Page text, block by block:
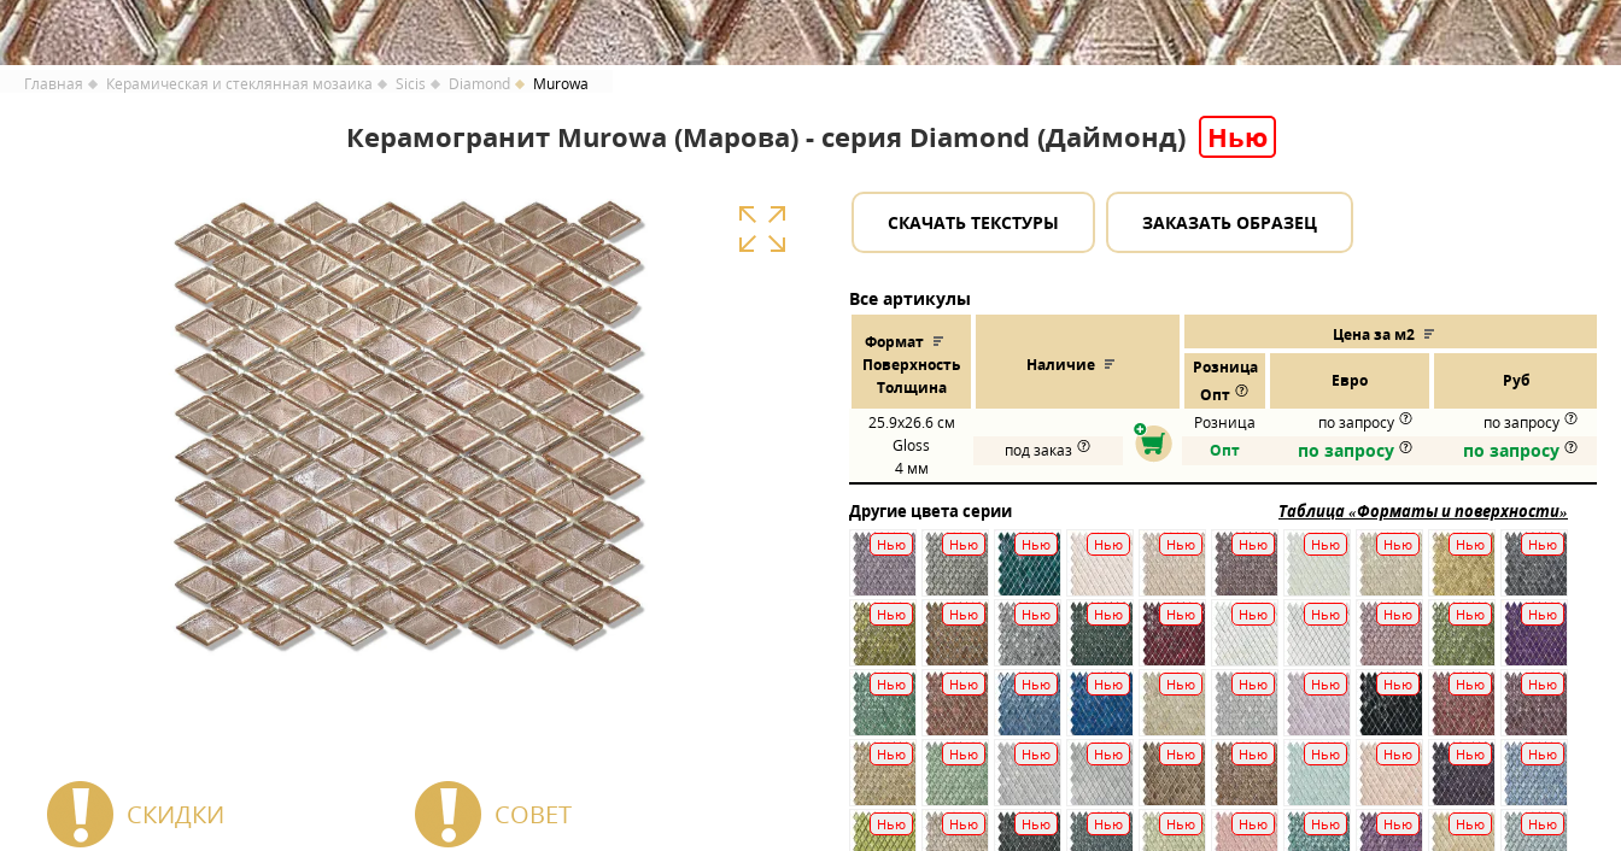
Главная Керамическая и стеклянная мозаика Sicis Diamond Murowa
Керамогранит Murowa (Марова) - серия Diamond (Даймонд) Нью
СКИДКИ СОВЕТ
СКАЧАТЬ ТЕКСТУРЫ ЗАКАЗАТЬ ОБРАЗЕЦ
Все артикулы
Формат
Поверхность
Толщина
Наличие
Цена за м2
Розница
Евро Руб
Опт
25.9x26.6см
Gloss
4 мм
Розница по запросу
по запросу
под заказ
Опт по запросу по запросу
Другие цвета серии Таблица «Форматы и поверхности»
Нью Нью Нью Нью Нью Нью Нью Нью Нью Нью
Нью Нью Нью Нью Нью Нью Нью Нью Нью Нью
Нью Нью Нью Нью Нью Нью Нью Нью Нью Нью
Нью Нью Нью Нью Нью Нью Нью Нью Нью Нью
Нью Нью Нью Нью Нью Нью Нью Нью Нью Нью